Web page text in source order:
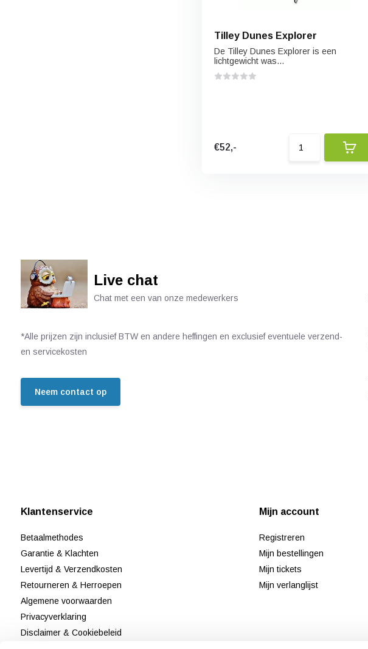
Tilley Dunes Explorer
De Tilley Dunes Explorer is een
lichtgewicht was...
€52,-
Live chat
Chat met een van onze medewerkers
*Alle prijzen zijn inclusief BTW en andere heffingen en exclusief eventuele verzend-
en servicekosten
Neem contact op
Klantenservice
Betaalmethodes
Garantie & Klachten
Levertijd & Verzendkosten
Retourneren & Herroepen
Algemene voorwaarden
Privacyverklaring
Disclaimer & Cookiebeleid
Mijn account
Registreren
Mijn bestellingen
Mijn tickets
Mijn verlanglijst